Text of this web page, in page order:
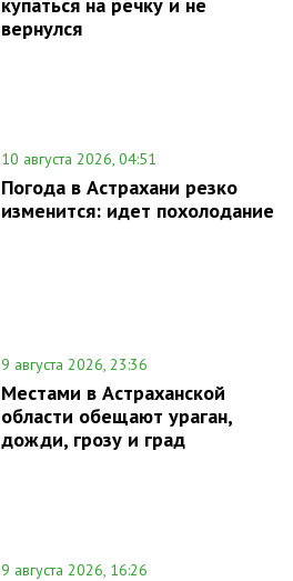
вернулся
10 августа 2026, 04:51
Погода в Астрахани резко
изменится: идет похолодание
9 августа 2026, 23:36
Местами в Астраханской
области обещают ураган,
дожди, грозу и град
9 августа 2026, 16:26